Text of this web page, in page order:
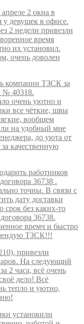
2 окна в
у девушек в офисе.
2 недели привезли
время
их установил.
очень доволен
компании ТЗСК за
№ 40318.
очень уютно и
все чёткие, швы
вообщем
на удобный мне
до уюта от
качественную
работников
36738 .
точны. В связи с
дату доставки
без каких-то
36738.
времч и быстро
ТЗСК!!!
привезли
На следующий
2 часа, всё очень
дело! Всё
тепло и уютно,
установили